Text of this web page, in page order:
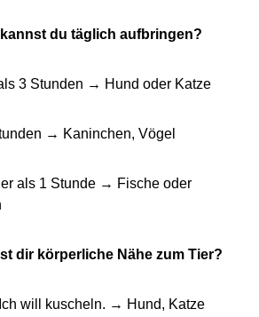
du täglich aufbringen?
3 Stunden → Hund oder Katze
→ Kaninchen, Vögel
als 1 Stunde → Fische oder
dir körperliche Nähe zum Tier?
will kuscheln. → Hund, Katze